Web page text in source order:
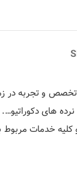
و تجربه در
های
خدمات مربوط به